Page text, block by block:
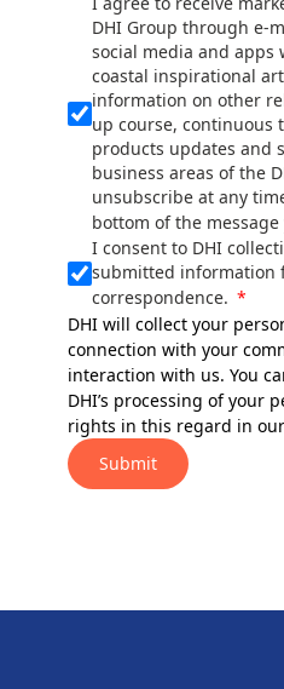
DHI Group through e-
social media and apps
coastal inspirational
information on other
up course, continuous
products updates and
business areas of the
unsubscribe at any
bottom of the message
I consent to DHI
submitted information
correspondence.
DHI will collect your
connection with your
interaction with us. You
DHI’s processing of your
rights in this regard in our
Submit